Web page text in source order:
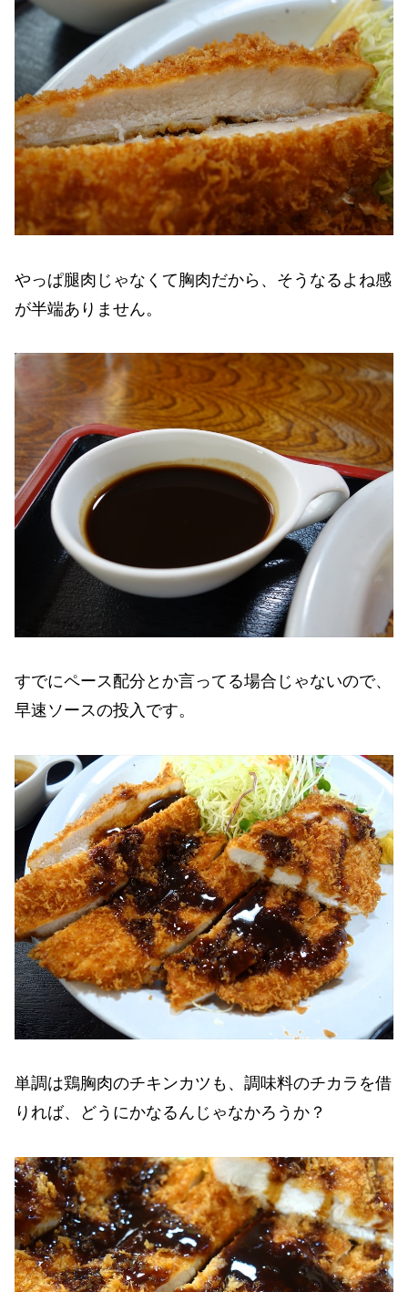
やっぱ腿肉じゃなくて胸肉だから、そうなるよね感
が半端ありません。
すでにペース配分とか言ってる場合じゃないので、
早速ソースの投入です。
単調は鶏胸肉のチキンカツも、調味料のチカラを借
りれば、どうにかなるんじゃなかろうか？